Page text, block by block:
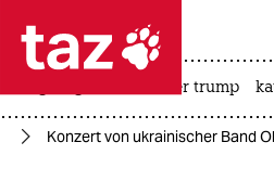
 taz zahl ich
taz zahl ich
usa unter trump
Konzert von ukrainischer Band